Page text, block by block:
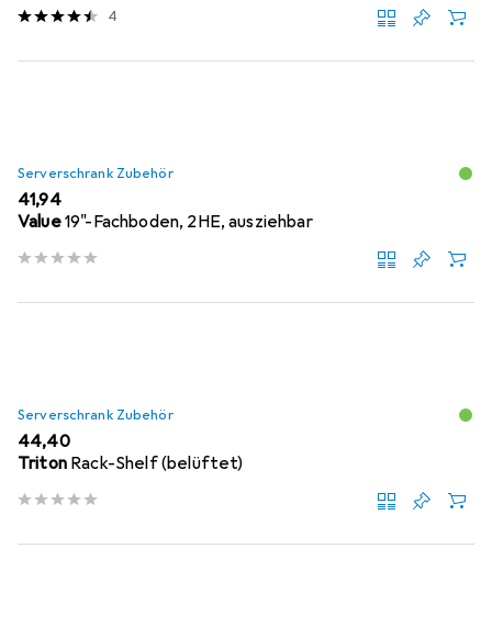
4
Serverschrank Zubehör
EUR
41,94
Value19"-Fachboden, 2HE, ausziehbar
Serverschrank Zubehör
EUR
44,40
Triton Rack-Shelf (belüftet)